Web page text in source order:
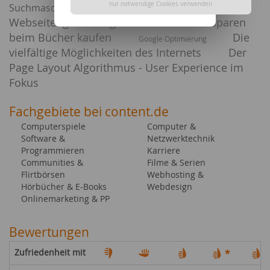
nur notwendige Cookies verwenden
Suchmaschinen wächst
Flexible
Webseitengestaltung mit CSS
Geld sparen
beim Bücher kaufen
Google Optimierung
Die
vielfältige Möglichkeiten des Internets
Der
Page Layout Algorithmus - User Experience im
Fokus
Fachgebiete bei content.de
Computerspiele
Software &
Programmieren
Communities &
Flirtbörsen
Hörbücher & E-Books
Onlinemarketing & PP
Computer &
Netzwerktechnik
Karriere
Filme & Serien
Webhosting &
Webdesign
Bewertungen
Zufriedenheit mit